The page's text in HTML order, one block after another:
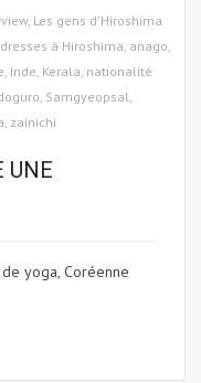
, Les gens d'Hiroshima
à Hiroshima, anago,
, Inde, Kerala, nationalité
, Samgyeopsal,
, zainichi
UNE
yoga, Coréenne